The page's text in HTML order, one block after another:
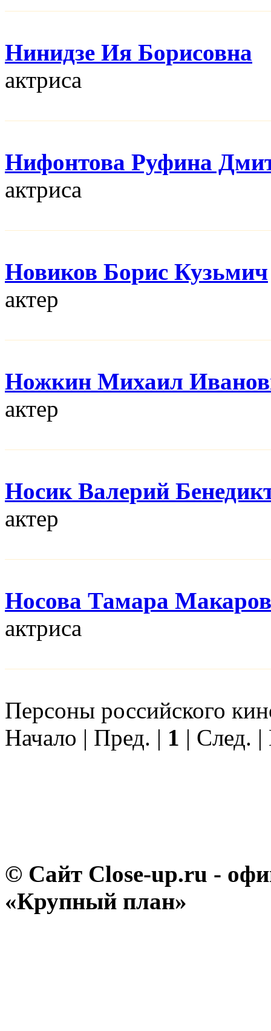
Нинидзе Ия Борисовна
актриса
Нифонтова Руфина
актриса
Новиков Борис Кузьмич
актер
Ножкин Михаил
актер
Носик Валерий
актер
Носова Тамара
актриса
Персоны российского
Начало | Пред. | 1 | След.
© Сайт Close-up.ru -
«Крупный план»